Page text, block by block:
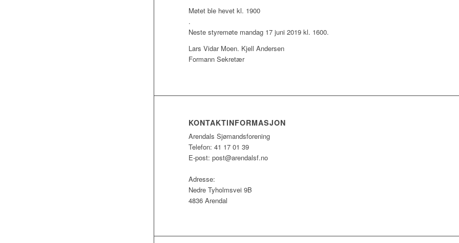
Møtet ble hevet kl. 1900
.
Neste styremøte mandag 17 juni 2019 kl. 1600.
Lars Vidar Moen. Kjell Andersen
Formann Sekretær
KONTAKTINFORMASJON
Arendals Sjømandsforening
Telefon: 41 17 01 39
E-post: post@arendalsf.no
Adresse:
Nedre Tyholmsvei 9B
4836 Arendal